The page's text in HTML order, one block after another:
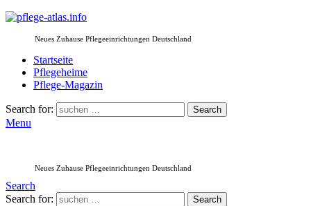
Neues Zuhause Pflegeeinrichtungen Deutschland
Startseite
Pflegeheime
Pflege-Magazin
Search for: Search
Menu
Neues Zuhause Pflegeeinrichtungen Deutschland
Search
Search for:
Search